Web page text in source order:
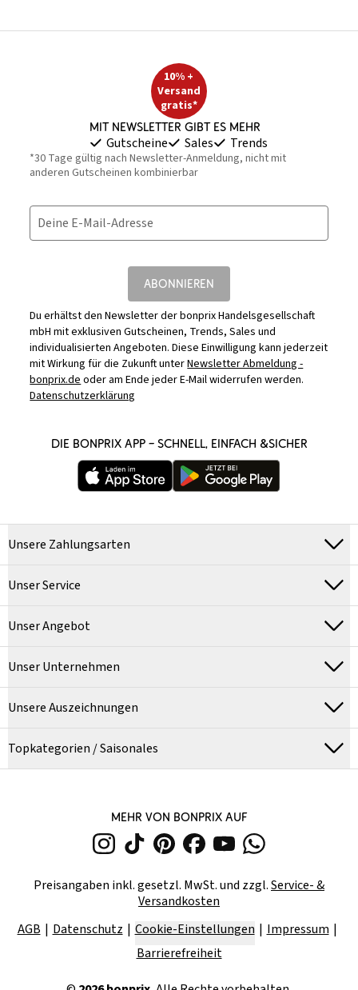
10% +
Versand
gratis*
Mit Newsletter gibt es mehr
Gutscheine Sales Trends
*30 Tage gültig nach Newsletter-Anmeldung, nicht mit
anderen Gutscheinen kombinierbar
Deine E-Mail-Adresse
ABONNIEREN
Du erhältst den Newsletter der bonprix Handelsgesellschaft
mbH mit exklusiven Gutscheinen, Trends, Sales und
individualisierten Angeboten. Diese Einwilligung kann jederzeit
mit Wirkung für die Zukunft unterNewsletter Abmeldung -
bonprix.deoder am Ende jeder E-Mail widerrufen werden.
Datenschutzerklärung
DIE BONPRIX APP – SCHNELL, EINFACH &SICHER
Unsere Zahlungsarten
Unser Service
Unser Angebot
Unser Unternehmen
Unsere Auszeichnungen
Topkategorien / Saisonales
MEHR VON BONPRIX AUF
Preisangaben inkl. gesetzl. MwSt. und zzgl.Service- &
Versandkosten
AGB
Datenschutz Cookie-Einstellungen
Impressum
Barrierefreiheit